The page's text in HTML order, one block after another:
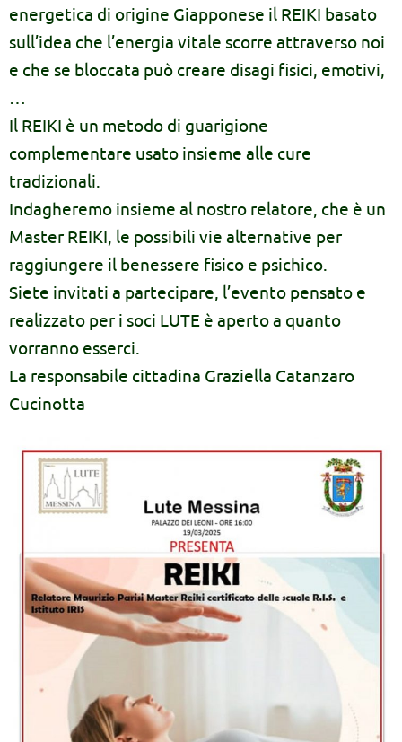
energetica di origine Giapponese il REIKI basato
sull’idea che l’energia vitale scorre attraverso noi
e che se bloccata può creare disagi fisici, emotivi,
…
Il REIKI è un metodo di guarigione
complementare usato insieme alle cure
tradizionali.
Indagheremo insieme al nostro relatore, che è un
Master REIKI, le possibili vie alternative per
raggiungere il benessere fisico e psichico.
Siete invitati a partecipare, l’evento pensato e
realizzato per i soci LUTE è aperto a quanto
vorranno esserci.
La responsabile cittadina Graziella Catanzaro
Cucinotta